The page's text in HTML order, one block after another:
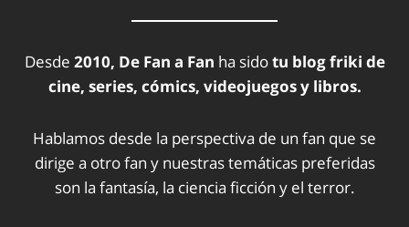
Desde 2010, De Fan a Fan ha sidotu blog friki de
cine, series, cómics, videojuegos y libros.
Hablamos desde la perspectiva de un fan que se
dirige a otro fan y nuestras temáticas preferidas
son la fantasía, la ciencia ficción y el terror.